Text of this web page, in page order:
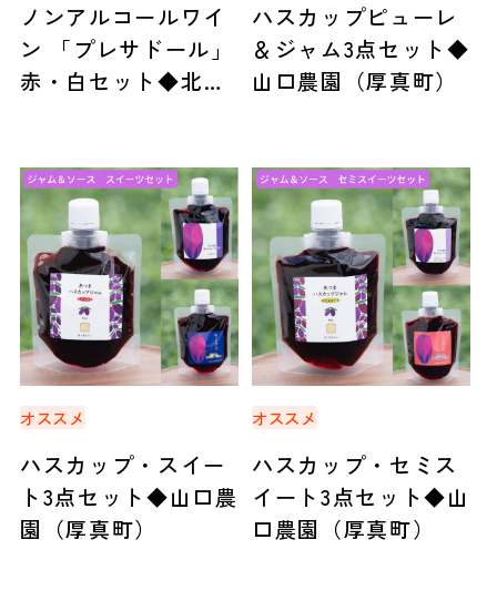
ノンアルコールワイ
ン 「プレサドール」
赤・白セット◆北海
ハスカップピューレ
＆ジャム3点セット◆
山口農園（厚真町）
オススメ
ハスカップ・スイー
ト3点セット◆山口農
園（厚真町）
オススメ
ハスカップ・セミス
イート3点セット◆山
口農園（厚真町）